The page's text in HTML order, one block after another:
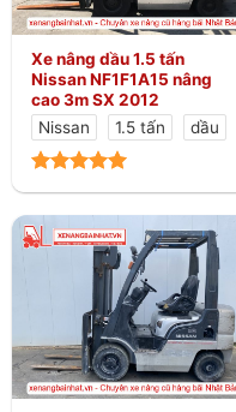
Xe nâng dầu 1.5 tấn
Nissan NF1F1A15 nâng
cao 3m SX 2012
Nissan
1.5 tấn dầu